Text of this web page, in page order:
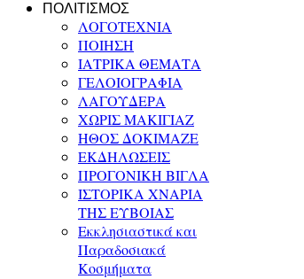
ΠΟΛΙΤΙΣΜΟΣ
ΛΟΓΟΤΕΧΝΙΑ
ΠΟΙΗΣΗ
ΙΑΤΡΙΚΑ ΘΕΜΑΤΑ
ΓΕΛΟΙΟΓΡΑΦΙΑ
ΛΑΓΟΥΔΕΡΑ
ΧΩΡΙΣ ΜΑΚΙΓΙΑΖ
ΗΘΟΣ ΔΟΚΙΜΑΖΕ
ΕΚΔΗΛΩΣΕΙΣ
ΠΡΟΓΟΝΙΚΗ ΒΙΓΛΑ
ΙΣΤΟΡΙΚΑ ΧΝΑΡΙΑ
ΤΗΣ ΕΥΒΟΙΑΣ
Εκκλησιαστικά και
Παραδοσιακά
Κοσμήματα